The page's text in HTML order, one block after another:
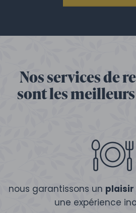
Nos services de
sont les
nous garantissons un plaisir
une expérience